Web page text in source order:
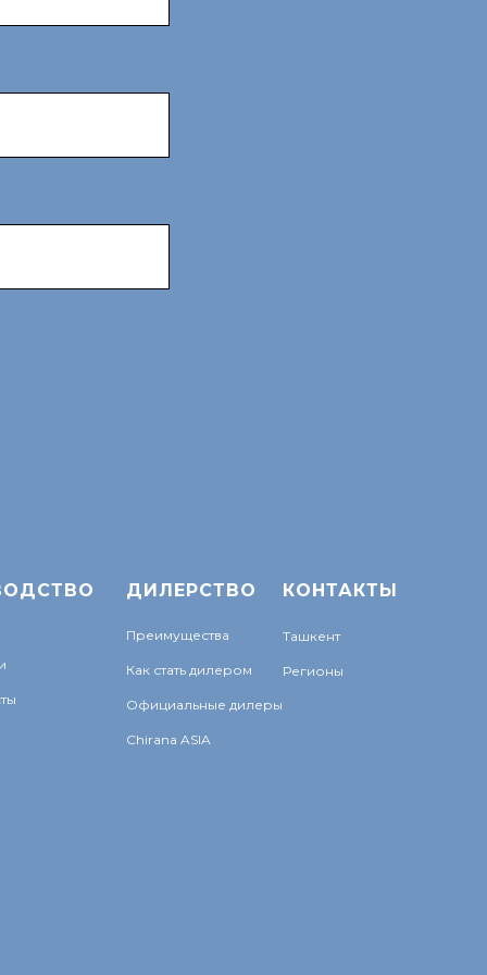
ДИЛЕРСТВО
Преимущества
Как стать дилером
Официальные дилеры
Chirana ASIA
КОНТАКТЫ
Ташкент
Регионы